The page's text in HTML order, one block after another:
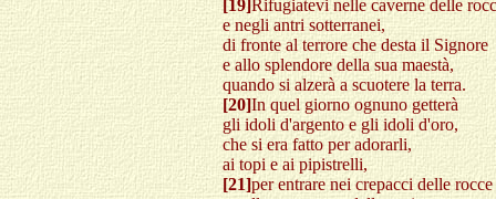
[19]Rifugiatevi nelle caverne delle
e negli antri sotterranei,
di fronte al terrore che desta il Signore
e allo splendore della sua maestà,
quando si alzerà a scuotere la terra.
[20]In quel giorno ognuno getterà
gli idoli d'argento e gli idoli d'oro,
che si era fatto per adorarli,
ai topi e ai pipistrelli,
[21]per entrare nei crepacci delle rocce